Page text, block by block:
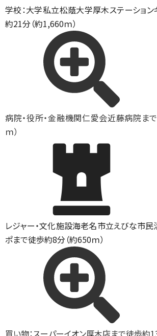
学校：大学私立松蔭大学厚木ステーション
約21分（約1,660ｍ）
病院・役所・金融機関仁愛会近藤病院ま
ｍ）
レジャー・文化施設海老名市立えびな市民
ポまで徒歩約8分（約650ｍ）
買い物：スーパーイオン厚木店まで徒歩約